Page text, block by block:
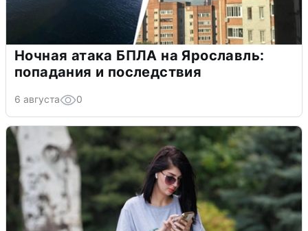
Ночная атака БПЛА на Ярославль:
попадания и последствия
6 августа 0